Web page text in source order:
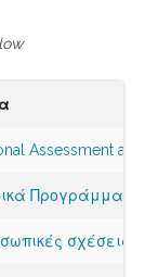
Assessment and
Προγράμματα
σχέσεις